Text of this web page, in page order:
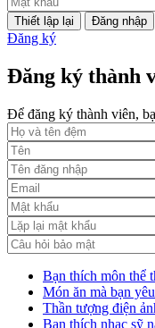
Lượt xem:2000 | lượt
PL3-2164/UBND
Phụ lục 3 - Kèm theo
Lượt xem:2012 | lượt
52/2019/QH14
Luật sửa đổi, bổ sung
công chức
Lượt xem:1787 | lượt
Đăng nhập
Đăng ký
Đăng ký thành
Để đăng ký thành viên,
Bạn thích môn thể
Món ăn mà bạn
Thần tượng điện
Bạn thích nhạc sỹ